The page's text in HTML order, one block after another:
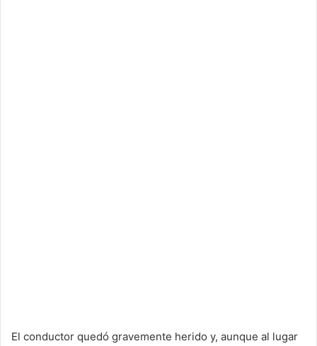
El conductor quedó gravemente herido y, aunque al lugar